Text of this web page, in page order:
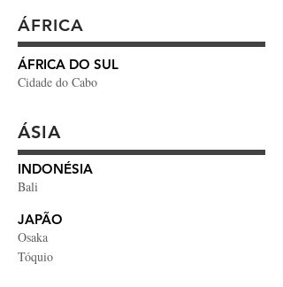
ÁFRICA
​ÁFRICA DO SUL
Cidade do Cabo
ÁSIA
INDONÉSIA
Bali
JAPÃO
Osaka
Tóquio